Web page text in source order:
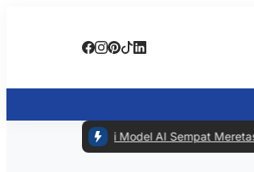
Meta Akui Model AI Sempat Meretas